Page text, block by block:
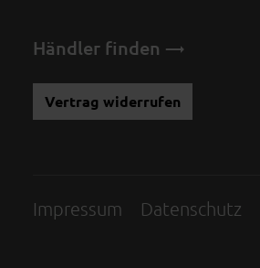
Händler finden
Vertrag widerrufen
Impressum Datenschutz